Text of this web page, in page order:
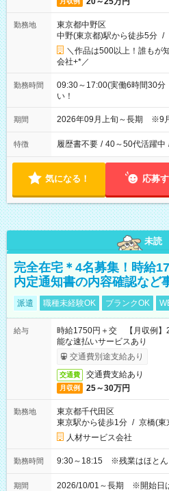
勤務地
東京都中野区
中野(東京都)駅から徒歩5分 /
＼作品は500以上！誰もが
会社+*／
勤務時間
09:30～17:00(実働6時間30
い！
期間 2026年09月上旬～長期 ※9
特徴 履歴書不要 / 40～50代活躍中
気になる！ 応募
未読
完全在宅＊4名募集！時給
内定通知書の内容確認など
派遣 職種未経験OK ブランクOK
給与
時給1750円＋交 【月収例
能な速払いサービスあり
交通費別途支給あり
交通費 交通費支給あり
月収例 25～30万円
勤務地
東京都千代田区
東京駅から徒歩1分 / 京橋(東
人材サービス会社
勤務時間 9:30～18:15 ※残業はほとん
期間 2026/10/01～長期 ※開始日